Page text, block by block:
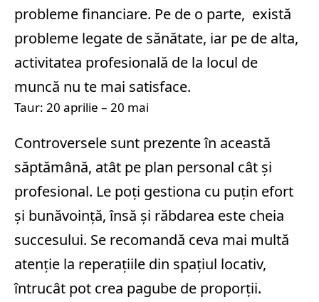
probleme financiare. Pe de o parte, există
probleme legate de sănătate, iar pe de alta,
activitatea profesională de la locul de
muncă nu te mai satisface.
Taur: 20 aprilie – 20 mai
Controversele sunt prezente în această
săptămână, atât pe plan personal cât și
profesional. Le poți gestiona cu puțin efort
și bunăvoință, însă și răbdarea este cheia
succesului. Se recomandă ceva mai multă
atenție la reperațiile din spațiul locativ,
întrucât pot crea pagube de proporții.